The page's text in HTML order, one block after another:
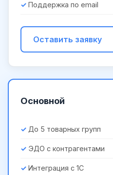
Поддержка по email
Оставить заявку
Основной
До 5 товарных групп
ЭДО с контрагентами
Интеграция с 1С